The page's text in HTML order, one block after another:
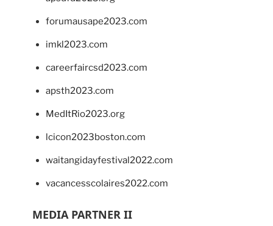
forumausape2023.com
imkl2023.com
careerfaircsd2023.com
apsth2023.com
MedItRio2023.org
lcicon2023boston.com
waitangidayfestival2022.com
vacancesscolaires2022.com
MEDIA PARTNER II